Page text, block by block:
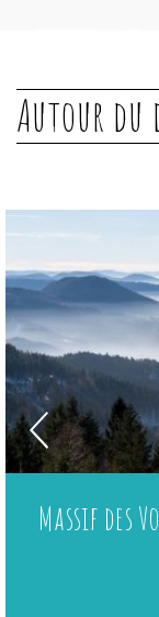
Autour du
Massif des